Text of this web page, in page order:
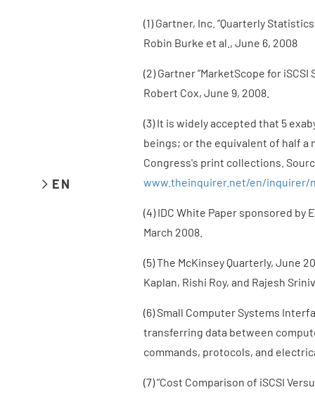
EN
(1) Gartner, Inc. ”Quarterly
Robin Burke et al., June 6, 2008
(2) Gartner ”MarketScope for
Robert Cox, June 9, 2008.
(3) It is widely accepted that 5
beings; or the equivalent of half a
Congress's print collections.
www.theinquirer.net/en/inquirer/
(4) IDC White Paper sponsored by
March 2008.
(5) The McKinsey Quarterly, June
Kaplan, Rishi Roy, and Rajesh
(6) Small Computer Systems
transferring data between
commands, protocols, and
(7) ”Cost Comparison of iSCSI